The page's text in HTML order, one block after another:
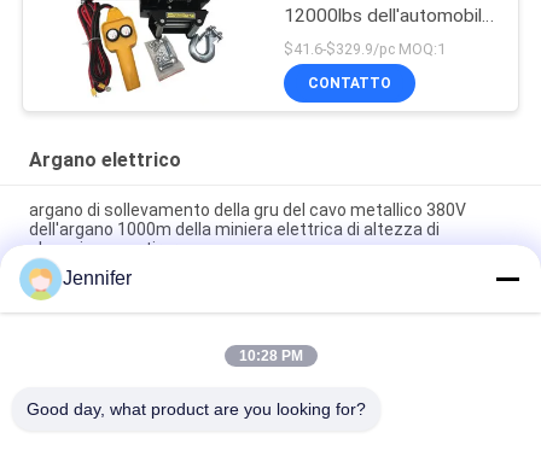
12000lbs dell'automobile
di 12v 24v
$41.6-$329.9/pc MOQ:1
CONTATTO
Argano elettrico
argano di sollevamento della gru del cavo metallico 380V
dell'argano 1000m della miniera elettrica di altezza di
elevazione per tirare
argano di recupero del veicolo dell'argano di 12m/Min Pulling
Electric Wire Rope nell'estrazione mineraria
Cavo metallico di estrazione mineraria che solleva l'argano
Jennifer
10:28 PM
Good day, what product are you looking for?